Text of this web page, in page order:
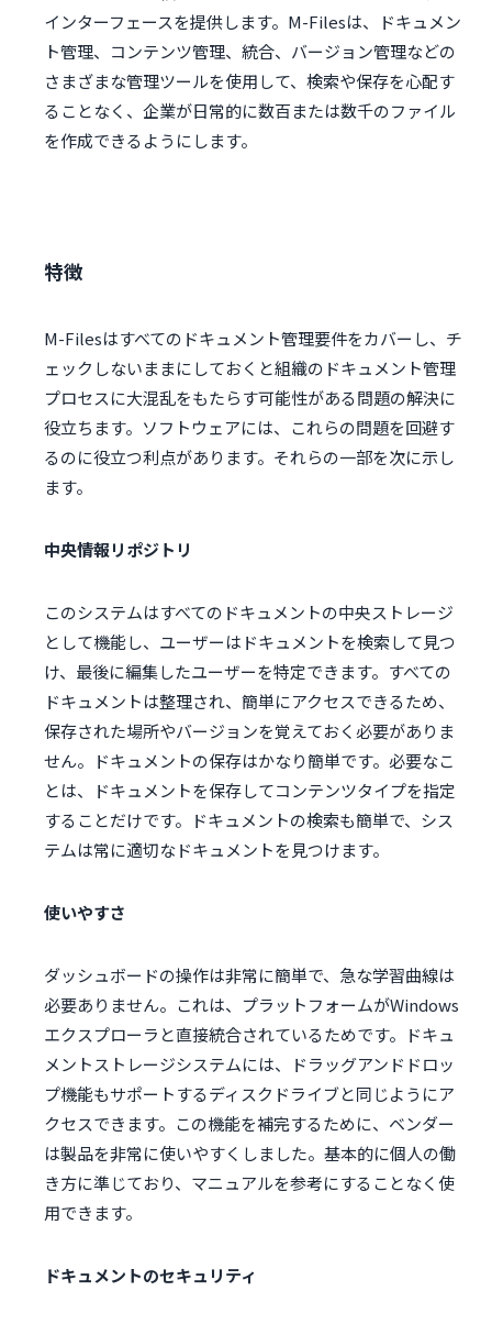
インターフェースを提供します。M-Filesは、ドキュメン
ト管理、コンテンツ管理、統合、バージョン管理などの
さまざまな管理ツールを使用して、検索や保存を心配す
ることなく、企業が日常的に数百または数千のファイル
を作成できるようにします。
特徴
M-Filesはすべてのドキュメント管理要件をカバーし、チ
ェックしないままにしておくと組織のドキュメント管理
プロセスに大混乱をもたらす可能性がある問題の解決に
役立ちます。ソフトウェアには、これらの問題を回避す
るのに役立つ利点があります。それらの一部を次に示し
ます。
中央情報リポジトリ
このシステムはすべてのドキュメントの中央ストレージ
として機能し、ユーザーはドキュメントを検索して見つ
け、最後に編集したユーザーを特定できます。すべての
ドキュメントは整理され、簡単にアクセスできるため、
保存された場所やバージョンを覚えておく必要がありま
せん。ドキュメントの保存はかなり簡単です。必要なこ
とは、ドキュメントを保存してコンテンツタイプを指定
することだけです。ドキュメントの検索も簡単で、シス
テムは常に適切なドキュメントを見つけます。
使いやすさ
ダッシュボードの操作は非常に簡単で、急な学習曲線は
必要ありません。これは、プラットフォームがWindows
エクスプローラと直接統合されているためです。ドキュ
メントストレージシステムには、ドラッグアンドドロッ
プ機能もサポートするディスクドライブと同じようにア
クセスできます。この機能を補完するために、ベンダー
は製品を非常に使いやすくしました。基本的に個人の働
き方に準じており、マニュアルを参考にすることなく使
用できます。
ドキュメントのセキュリティ